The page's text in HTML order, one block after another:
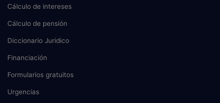
Cálculo de intereses
Cálculo de pensión
Diccionario Juridico
Financiación
Formularios gratuitos
Urgencias